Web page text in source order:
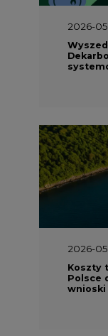
2026-
2026-
Koszty
Polsce